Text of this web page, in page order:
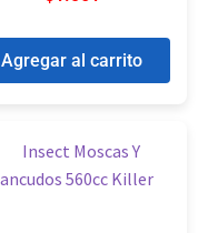
Agregar al carrito